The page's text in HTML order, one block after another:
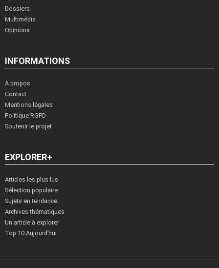
Dossiers
Multimédia
Opinions
INFORMATIONS
À propos
Contact
Mentions légales
Politique RGPD
Soutenir le projet
EXPLORER+
Articles les plus lus
Sélection populaire
Sujets en tendance
Archives thématiques
Un article à explorer
Top 10 Aujourd’hui